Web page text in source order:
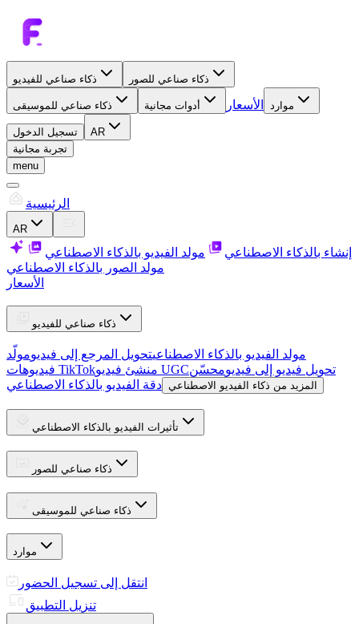
ذكاء صناعي للفيديو ذكاء صناعي للصور
ذكاء صناعي للموسيقى أدوات مجانية الأسعار موارد
تسجيل الدخول
AR
تجربة مجانية
menu
الرئيسية
AR
إنشاء بالذكاء الاصطناعي
مولد الفيديو بالذكاء الاصطناعي
مولد الصور بالذكاء الاصطناعي
الأسعار
ذكاء صناعي للفيديو
مولد الفيديو بالذكاء الاصطناعيتحويل المرجع إلى فيديومولّد
فيديوهات TikTok
منشئ فيديو UGC تحويل فيديو إلى فيديومحسّن
دقة الفيديو بالذكاء الاصطناعي المزيد من ذكاء الفيديو الاصطناعي
تأثيرات الفيديو بالذكاء الاصطناعي
ذكاء صناعي للصور
ذكاء صناعي للموسيقى
موارد
انتقل إلى تسجيل الحضور
تنزيل التطبيق